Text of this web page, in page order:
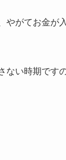
やがてお金が
ない時期です